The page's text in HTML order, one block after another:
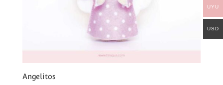
Angelitos
UYU
USD